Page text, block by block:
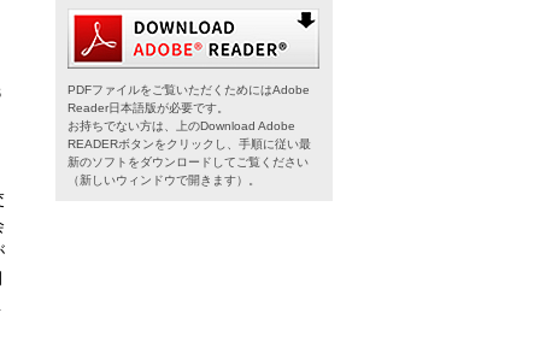
PDFファイルをご覧いただくためにはAdobe
Reader日本語版が必要です。
お持ちでない方は、上のDownload Adobe
READERボタンをクリックし、手順に従い最
新のソフトをダウンロードしてご覧ください
（新しいウィンドウで開きます）。